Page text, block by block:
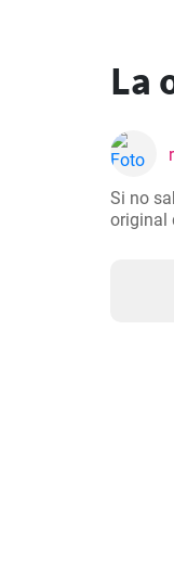
La
Si no
original